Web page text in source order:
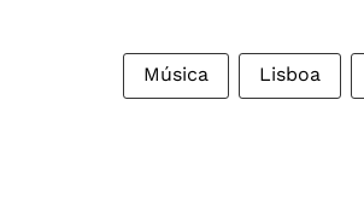
Música Lisboa